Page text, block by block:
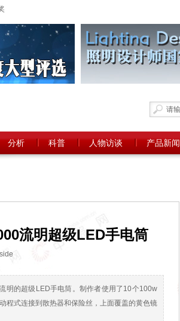
分析 科普 人物访谈 产品新闻
流明超级LED手电筒
明的超级LED手电筒。制作者使用了10个100w
程式连接到散热器和保险丝，上面覆盖的黄色镜